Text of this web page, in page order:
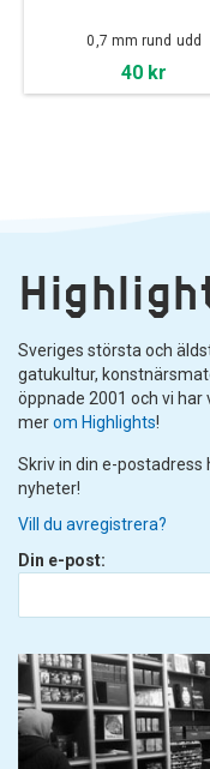
0,7 mm rund udd
40 kr
Sveriges största och
gatukultur,
öppnade 2001 och vi
merom Highlights!
Skriv in din e-
nyheter!
Vill du avregistrera?
Din e-post: